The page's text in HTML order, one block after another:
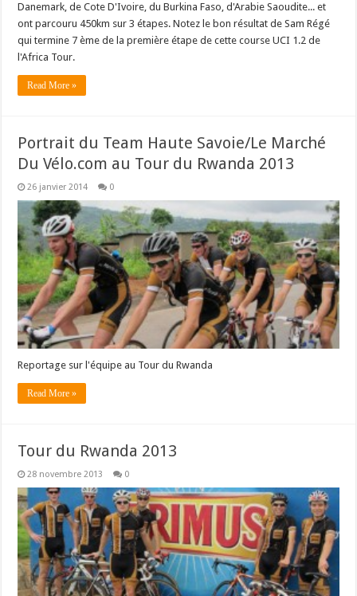
Danemark, de Cote D'Ivoire, du Burkina Faso, d'Arabie Saoudite... et
ont parcouru 450km sur 3 étapes. Notez le bon résultat de Sam Régé
qui termine 7 ème de la première étape de cette course UCI 1.2 de
l'Africa Tour.
Read More »
Portrait du Team Haute Savoie/Le Marché
Du Vélo.com au Tour du Rwanda 2013
26 janvier 2014 0
Reportage sur l'équipe au Tour du Rwanda
Read More »
Tour du Rwanda 2013
28 novembre 2013 0